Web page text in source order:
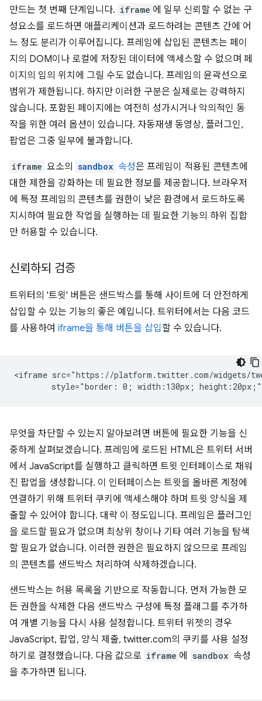
만드는 첫 번째 단계입니다. iframe 에 일부 신뢰할 수 없는 구
성요소를 로드하면 애플리케이션과 로드하려는 콘텐츠 간에 어
느 정도 분리가 이루어집니다. 프레임에 삽입된 콘텐츠는 페이
지의 DOM이나 로컬에 저장된 데이터에 액세스할 수 없으며 페
이지의 임의 위치에 그릴 수도 없습니다. 프레임의 윤곽선으로
범위가 제한됩니다. 하지만 이러한 구분은 실제로는 강력하지
않습니다. 포함된 페이지에는 여전히 성가시거나 악의적인 동
작을 위한 여러 옵션이 있습니다. 자동재생 동영상, 플러그인,
팝업은 그중 일부에 불과합니다.
iframe 요소의 sandbox 속성은 프레임이 적용된 콘텐츠에
대한 제한을 강화하는 데 필요한 정보를 제공합니다. 브라우저
에 특정 프레임의 콘텐츠를 권한이 낮은 환경에서 로드하도록
지시하여 필요한 작업을 실행하는 데 필요한 기능의 하위 집합
만 허용할 수 있습니다.
신뢰하되 검증
트위터의 '트윗' 버튼은 샌드박스를 통해 사이트에 더 안전하게
삽입할 수 있는 기능의 좋은 예입니다. 트위터에서는 다음 코드
를 사용하여 iframe을 통해 버튼을 삽입 할 수 있습니다.
<iframe src="https://platform.twitter.com/widgets/
무엇을 차단할 수 있는지 알아보려면 버튼에 필요한 기능을 신
중하게 살펴보겠습니다. 프레임에 로드된 HTML은 트위터 서버
에서 JavaScript를 실행하고 클릭하면 트윗 인터페이스로 채워
진 팝업을 생성합니다. 이 인터페이스는 트윗을 올바른 계정에
연결하기 위해 트위터 쿠키에 액세스해야 하며 트윗 양식을 제
출할 수 있어야 합니다. 대략 이 정도입니다. 프레임은 플러그인
을 로드할 필요가 없으며 최상위 창이나 기타 여러 기능을 탐색
할 필요가 없습니다. 이러한 권한은 필요하지 않으므로 프레임
의 콘텐츠를 샌드박스 처리하여 삭제하겠습니다.
샌드박스는 허용 목록을 기반으로 작동합니다. 먼저 가능한 모
든 권한을 삭제한 다음 샌드박스 구성에 특정 플래그를 추가하
여 개별 기능을 다시 사용 설정합니다. 트위터 위젯의 경우
JavaScript, 팝업, 양식 제출, twitter.com의 쿠키를 사용 설정
하기로 결정했습니다. 다음 값으로 iframe 에 sandbox 속성
을 추가하면 됩니다.